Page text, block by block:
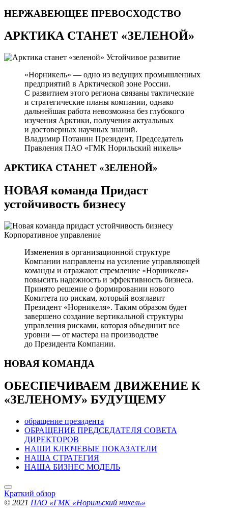
НЕРЖАВЕЮЩЕЕ ПРЕВОСХОДСТВО
АРКТИКА СТАНЕТ «ЗЕЛЕНОЙ»
Устойчивое развитие
«Норникель» — одно из ведущих промышленных
предприятий в Арктической зоне России.
С развитием этого региона связаны тактические
и стратегические планы компании, однако
дальнейшая работа невозможна без глубокого
изучения Арктики, получения актуальных
и достоверных научных знаний.
Владимир Потанин Президент, Председатель
Правления ПАО «ГМК Норильский никель»
АРКТИКА СТАНЕТ «ЗЕЛЕНОЙ»
НОВАЯ команда Придаст
устойчивость бизнесу
Корпоративное управление
Изменения в организационной структуре
Компании направлены на усиление управляющей
команды и отражают стремление «Норникеля»
повысить надежность и эффективность бизнеса.
Принято решение о формировании нового
Комитета по рискам, который возглавит
Президент «Норникеля». Таким образом будет
завершено создание вертикальной структуры
управления рисками, которая объединит все
уровни — от мастера на производстве
до Президента Компании.
НОВАЯ КОМАНДА
ОБЕСПЕЧИВАЕМ ДВИЖЕНИЕ К
«ЗЕЛЕНОМУ» БУДУЩЕМУ
обращение президента
ОБРАЩЕНИЕ ПРЕДСЕДАТЕЛЯ СОВЕТА
ДИРЕКТОРОВ
НАШИ КЛЮЧЕВЫЕ ПОКАЗАТЕЛИ
НАША СТРАТЕГИЯ
НАША БИЗНЕС МОДЕЛЬ
Краткий обзор
© 2021 ПАО «ГМК «Норильский никель»